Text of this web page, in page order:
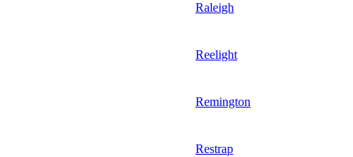
Raleigh
Reelight
Remington
Restrap